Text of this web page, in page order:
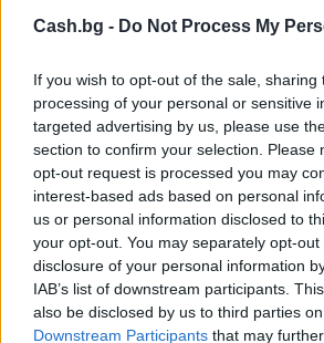
Cash.bg - Do Not Process My
If you wish to opt-out of the sale, sharing
processing of your personal or sensitive
targeted advertising by us, please use
section to confirm your selection. Please
opt-out request is processed you may
interest-based ads based on personal
us or personal information disclosed to
your opt-out. You may separately opt-
disclosure of your personal information
IAB’s list of downstream participants.
also be disclosed by us to third parties
Downstream Participants that may
Изкуствен интелект за